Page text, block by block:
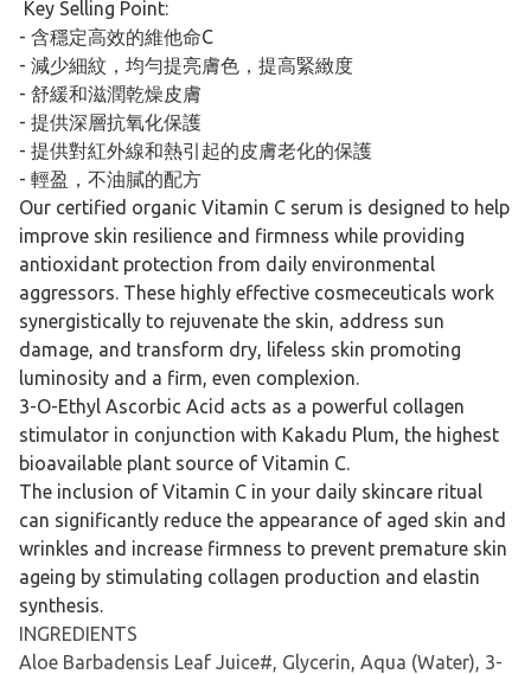
Key Selling Point:
- 含穩定高效的維他命C
- 減少細紋，均勻提亮膚色，提高緊緻度
- 舒緩和滋潤乾燥皮膚
- 提供深層抗氧化保護
- 提供對紅外線和熱引起的皮膚老化的保護
- 輕盈，不油膩的配方
Our certified organic Vitamin C serum is designed to help
improve skin resilience and firmness while providing
antioxidant protection from daily environmental
aggressors. These highly effective cosmeceuticals work
synergistically to rejuvenate the skin, address sun
damage, and transform dry, lifeless skin promoting
luminosity and a firm, even complexion.
3-O-Ethyl Ascorbic Acid acts as a powerful collagen
stimulator in conjunction with Kakadu Plum, the highest
bioavailable plant source of Vitamin C.
The inclusion of Vitamin C in your daily skincare ritual
can significantly reduce the appearance of aged skin and
wrinkles and increase firmness to prevent premature skin
ageing by stimulating collagen production and elastin
synthesis.
INGREDIENTS
Aloe Barbadensis Leaf Juice#, Glycerin, Aqua (Water), 3-